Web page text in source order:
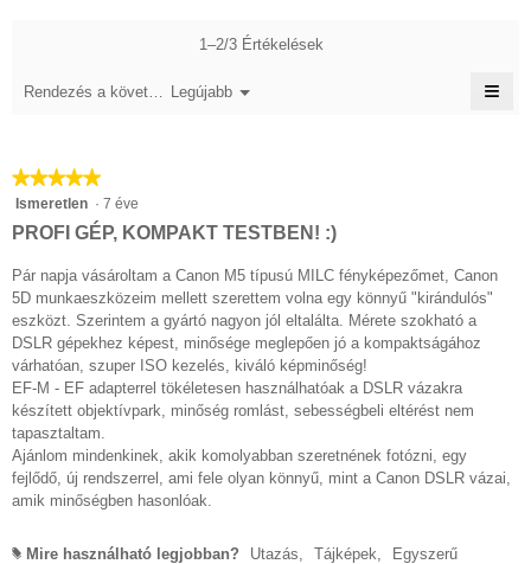
1–2/3 Értékelések
Rendezés a következő szerint:: Legújabb ▼
Menü ≡
★★★★★
★★★★★
5/5
Ismeretlen · 7 éve
PROFI GÉP, KOMPAKT TESTBEN! :)
Pár napja vásároltam a Canon M5 típusú MILC fényképezőmet, Canon
5D munkaeszközeim mellett szerettem volna egy könnyű "kirándulós"
eszközt. Szerintem a gyártó nagyon jól eltalálta. Mérete szokható a
DSLR gépekhez képest, minősége meglepően jó a kompaktságához
várhatóan, szuper ISO kezelés, kiváló képminőség!
EF-M - EF adapterrel tökéletesen használhatóak a DSLR vázakra
készített objektívpark, minőség romlást, sebességbeli eltérést nem
tapasztaltam.
Ajánlom mindenkinek, akik komolyabban szeretnének fotózni, egy
fejlődő, új rendszerrel, ami fele olyan könnyű, mint a Canon DSLR vázai,
amik minőségben hasonlóak.
# Mire használható legjobban? Utazás, Tájképek,
Egyszerű